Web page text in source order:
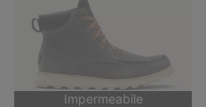
Impermeabile